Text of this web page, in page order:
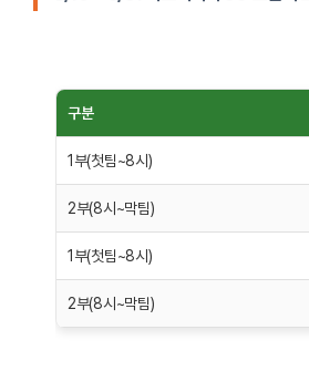
구분
1부(첫팀~8시)
2부(8시~막팀)
1부(첫팀~8시)
2부(8시~막팀)